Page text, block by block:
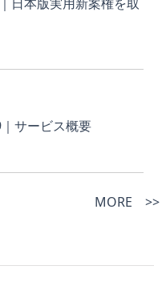
サービス概要
MORE >>